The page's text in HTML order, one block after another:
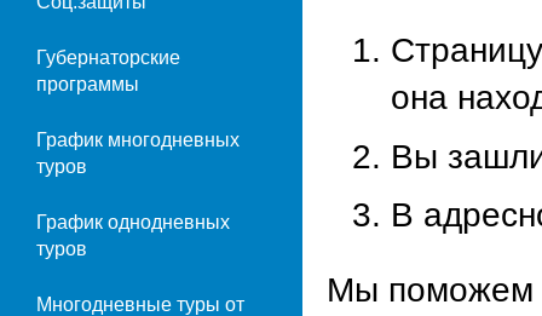
Губернаторские
программы
График многодневных
туров
График однодневных
туров
Многодневные туры от
она
Вы
В
Мы поможем